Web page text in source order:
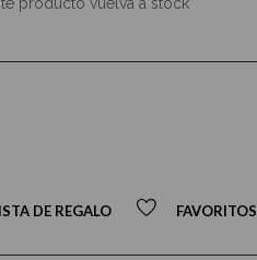
DE REGALO FAVORITOS